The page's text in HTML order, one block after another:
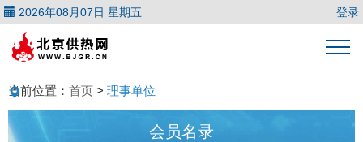
2026年08月07日 星期五 登录
当前位置： 首页 > 理事单位
会员名录